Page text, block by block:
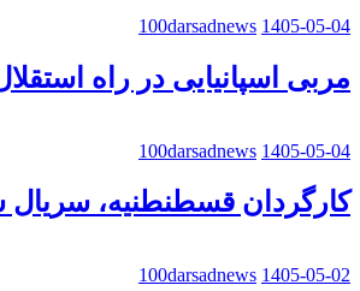
100darsadnews 1405-05-04
مربی اسپانیایی در راه
100darsadnews 1405-05-04
کارگردان قسطنطنیه،
100darsadnews 1405-05-02